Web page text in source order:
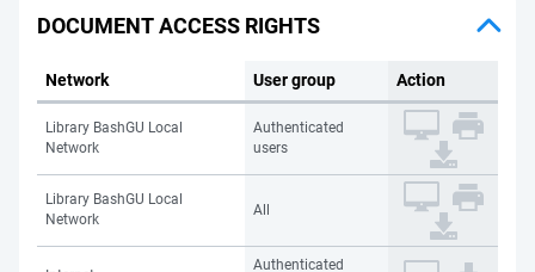
DOCUMENT ACCESS RIGHTS
Network User group Action
Library BashGU Local
Network
Authenticated
users
Library BashGU Local
Network
All
Authenticated